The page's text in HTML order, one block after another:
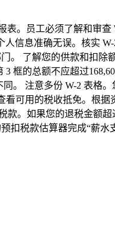
表。员工必须了解和审
信息准确无误。核实
。 了解您的供款和扣除
3 框的总额不应超过
。 注意多份 W-2 表格。
看可用的税收抵免。根
款。如果您的退税金额
扣税款估算器完成“薪水